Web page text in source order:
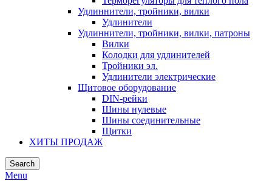
Удлиннители, тройники, вилки
Удлинители
Удлиннители, тройники, вилки, патроны
Вилки
Колодки для удлинителей
Тройники эл.
Удлинители электрические
Щитовое оборудование
DIN-рейки
Шины нулевые
Шины соединительные
Щитки
ХИТЫ ПРОДАЖ
Search
Menu